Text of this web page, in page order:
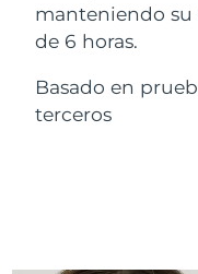
manteniendo
de 6 horas.
Basado en
terceros
FOREO APP
ACERCA DE
Kazajistán
Letonia